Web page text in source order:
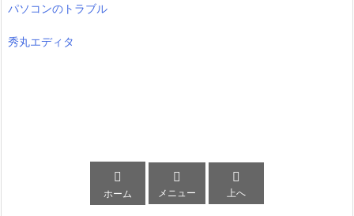
パソコンのトラブル
秀丸エディタ

ホーム

メニュー

上へ